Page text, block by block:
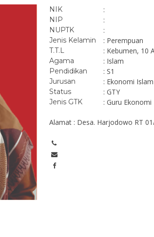
NIK :
NIP :
NUPTK :
Jenis Kelamin : Perempuan
T.T.L : Kebumen, 10
Agama : Islam
Pendidikan : S1
Jurusan : Ekonomi Islam
Status : GTY
Jenis GTK : Guru Ekonomi
Alamat : Desa. Harjodowo RT